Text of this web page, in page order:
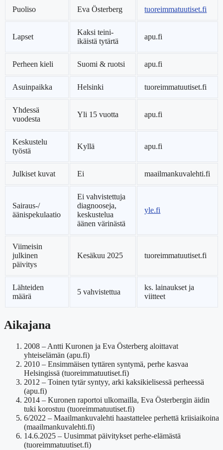
Puoliso Eva Österberg tuoreimmatuutiset.fi
Lapset
Kaksi teini-
ikäistä tytärtä
apu.fi
Perheen kieli Suomi & ruotsi apu.fi
Asuinpaikka Helsinki tuoreimmatuutiset.fi
Yhdessä
vuodesta
Yli 15 vuotta apu.fi
Keskustelu
työstä
Kyllä apu.fi
Julkiset kuvat Ei maailmankuvalehti.fi
Sairaus-/
äänispekulaatio
Ei vahvistettuja
diagnooseja,
keskustelua
äänen värinästä
yle.fi
Viimeisin
julkinen
päivitys
Kesäkuu 2025 tuoreimmatuutiset.fi
Lähteiden
määrä
5 vahvistettua
ks. lainaukset ja
viitteet
Aikajana
2008 – Antti Kuronen ja Eva Österberg aloittavat
yhteiselämän (apu.fi)
2010 – Ensimmäisen tyttären syntymä, perhe kasvaa
Helsingissä (tuoreimmatuutiset.fi)
2012 – Toinen tytär syntyy, arki kaksikielisessä perheessä
(apu.fi)
2014 – Kuronen raportoi ulkomailla, Eva Österbergin äidin
tuki korostuu (tuoreimmatuutiset.fi)
6/2022 – Maailmankuvalehti haastattelee perhettä kriisiaikoina
(maailmankuvalehti.fi)
14.6.2025 – Uusimmat päivitykset perhe-elämästä
(tuoreimmatuutiset.fi)